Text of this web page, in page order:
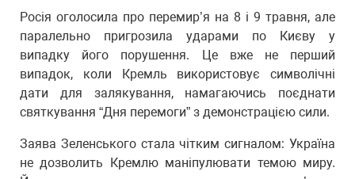
Росія оголосила про перемир’я на 8 і 9 травня, але
паралельно пригрозила ударами по Києву у
випадку його порушення. Це вже не перший
випадок, коли Кремль використовує символічні
дати для залякування, намагаючись поєднати
святкування “Дня перемоги” з демонстрацією сили.
Заява Зеленського стала чітким сигналом: Україна
не дозволить Кремлю маніпулювати темою миру.